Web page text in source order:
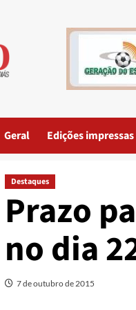
Geral Edições impressas
Destaques
Prazo
no dia
7 de outubro de 2015